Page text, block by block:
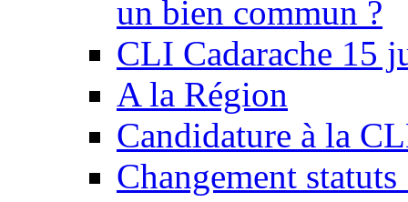
un bien commun ?
CLI Cadarache 15
A la Région
Candidature à la
Changement